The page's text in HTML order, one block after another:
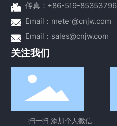
传真：+86-519-85353796
Email： meter@cnjw.com
Email： sales@cnjw.com
关注我们
扫一扫 添加个人微信